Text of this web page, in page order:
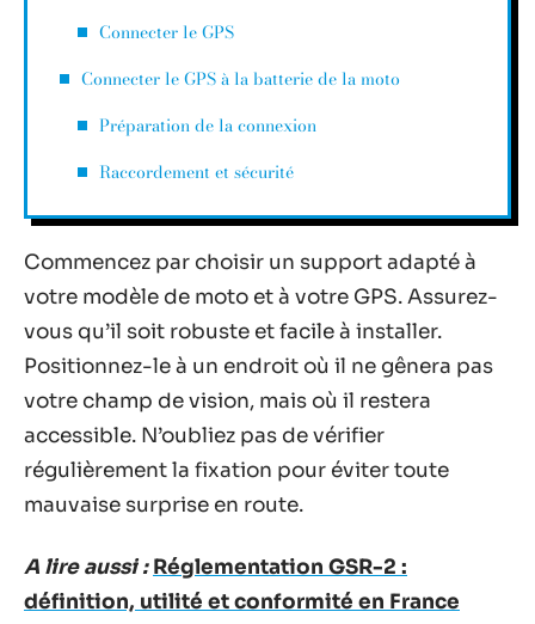
Connecter le GPS
Connecter le GPS à la batterie de la moto
Préparation de la connexion
Raccordement et sécurité
Commencez par choisir un support adapté à
votre modèle de moto et à votre GPS. Assurez-
vous qu’il soit robuste et facile à installer.
Positionnez-le à un endroit où il ne gênera pas
votre champ de vision, mais où il restera
accessible. N’oubliez pas de vérifier
régulièrement la fixation pour éviter toute
mauvaise surprise en route.
A lire aussi : Réglementation GSR-2 :
définition, utilité et conformité en France